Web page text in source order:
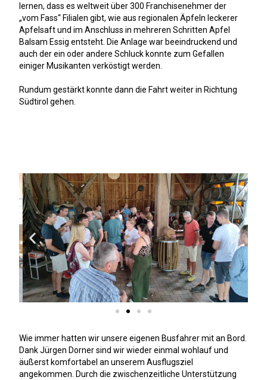
lernen, dass es weltweit über 300 Franchisenehmer der
„vom Fass“ Filialen gibt, wie aus regionalen Äpfeln leckerer
Apfelsaft und im Anschluss in mehreren Schritten Apfel
Balsam Essig entsteht. Die Anlage war beeindruckend und
auch der ein oder andere Schluck konnte zum Gefallen
einiger Musikanten verköstigt werden.
Rundum gestärkt konnte dann die Fahrt weiter in Richtung
Südtirol gehen.
Wie immer hatten wir unsere eigenen Busfahrer mit an Bord.
Dank Jürgen Dorner sind wir wieder einmal wohlauf und
äußerst komfortabel an unserem Ausflugsziel
angekommen. Durch die zwischenzeitliche Unterstützung